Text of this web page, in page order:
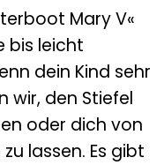
Mary V«
bis leicht
dein Kind sehr
wir, den Stiefel
oder dich von
lassen. Es gibt